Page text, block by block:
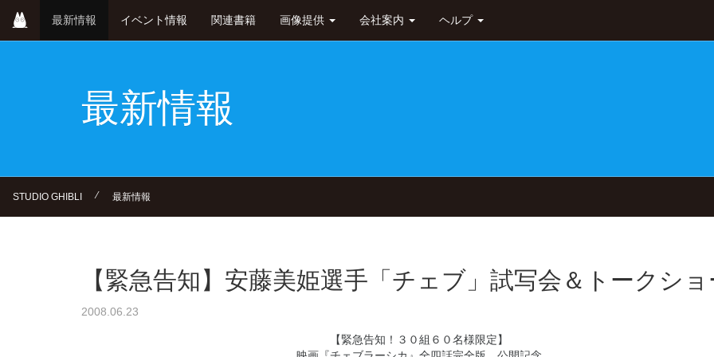
main
最新情報 イベント情報 関連書籍 画像提供 会社案内 ヘルプ
最新情報
STUDIO GHIBLI ⁄ 最新情報
【緊急告知】安藤美姫選手「チェブ」試写会＆トークショ
2008.06.23
【緊急告知！３０組６０名様限定】